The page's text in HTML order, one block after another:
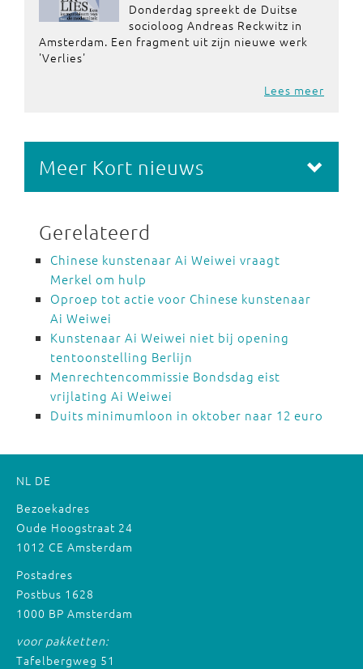
Donderdag spreekt de Duitse
socioloog Andreas Reckwitz in
Amsterdam. Een fragment uit zijn nieuwe werk
'Verlies'
Lees meer
Meer Kort nieuws
Gerelateerd
Chinese kunstenaar Ai Weiwei vraagt
Merkel om hulp
Oproep tot actie voor Chinese kunstenaar
Ai Weiwei
Kunstenaar Ai Weiwei niet bij opening
tentoonstelling Berlijn
Menrechtencommissie Bondsdag eist
vrijlating Ai Weiwei
Duits minimumloon in oktober naar 12 euro
NL DE
Bezoekadres
Oude Hoogstraat 24
1012 CE Amsterdam
Postadres
Postbus 1628
1000 BP Amsterdam
voor pakketten:
Tafelbergweg 51